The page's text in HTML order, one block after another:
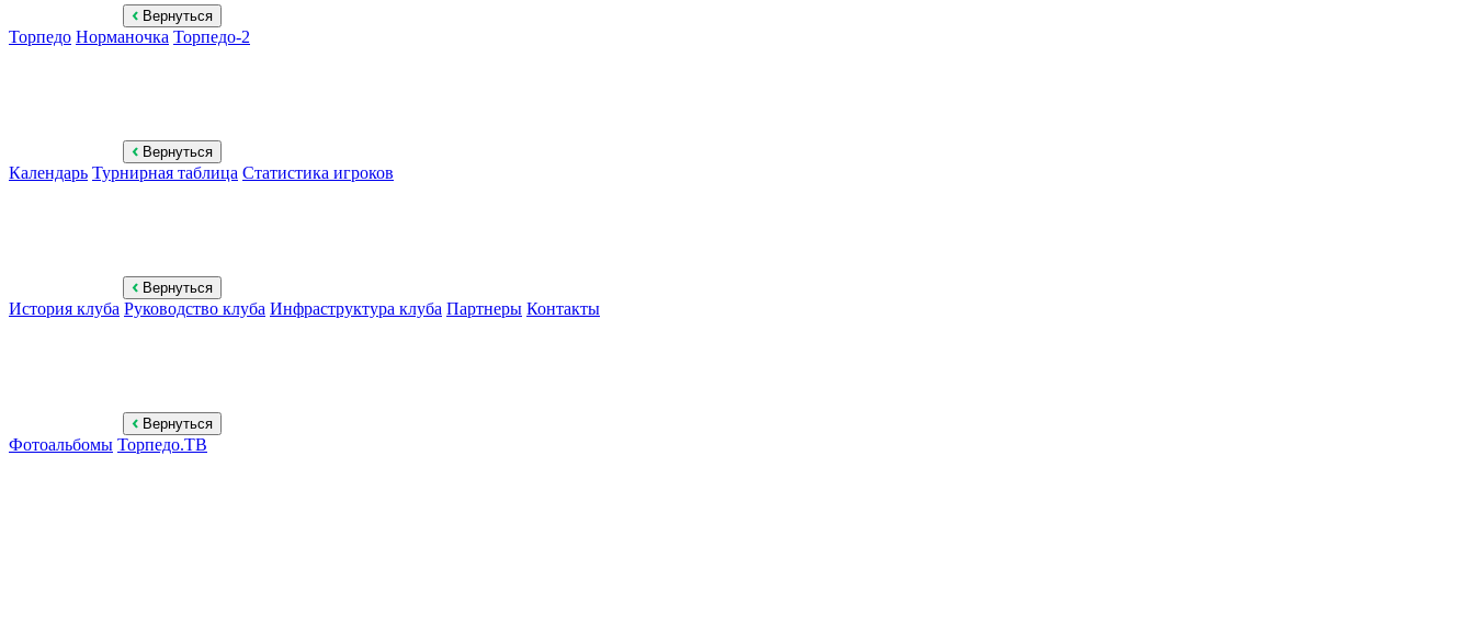
Вернуться
Торпедо Норманочка Торпедо-2
Вернуться
Календарь Турнирная таблица Статистика игроков
Вернуться
История клуба Руководство клуба Инфраструктура клуба Партнеры Контакты
Вернуться
Фотоальбомы Торпедо.ТВ